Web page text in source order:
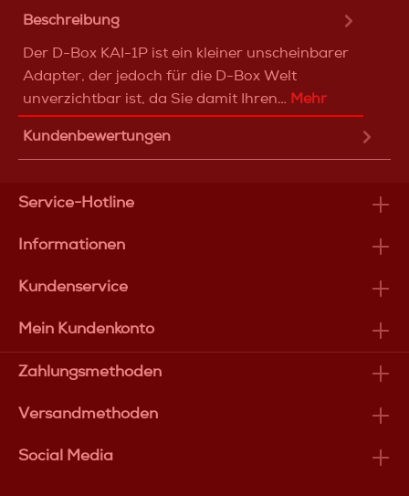
Beschreibung
Der D-Box KAI-1P ist ein kleiner unscheinbarer
Adapter, der jedoch für die D-Box Welt
unverzichtbar ist, da Sie damit Ihren… Mehr
Kundenbewertungen
Service-Hotline
Informationen
Kundenservice
Mein Kundenkonto
Zahlungsmethoden
Versandmethoden
Social Media